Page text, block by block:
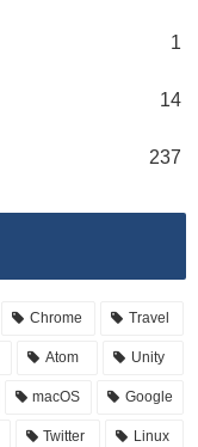
1
14
237
Chrome Travel
Atom Unity
macOS Google
Twitter Linux